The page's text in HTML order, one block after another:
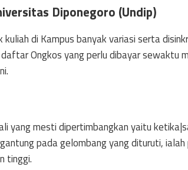
Diponegoro (Undip)
di Kampus banyak variasi serta
Ongkos yang perlu dibayar sewaktu
yang mesti dipertimbangkan yaitu
pada gelombang yang dituruti,
tinggi.